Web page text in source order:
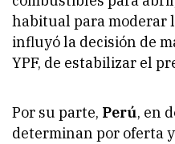
habitual para moderar
influyó la decisión de
YPF, de estabilizar el
Por su parte, Perú, en
determinan por oferta